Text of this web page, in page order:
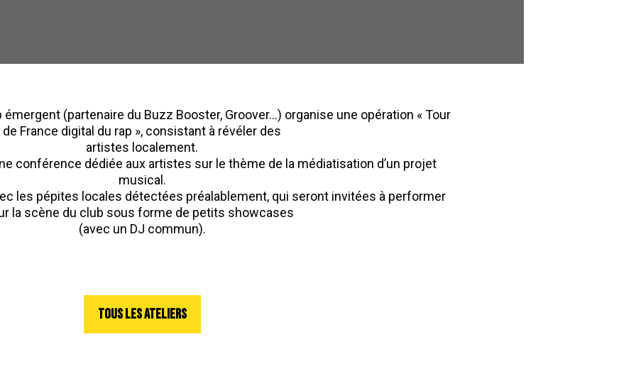
émergent (partenaire du Buzz Booster, Groover…) organise une opération « Tour
de France digital du rap », consistant à révéler des
artistes localement.
conférence dédiée aux artistes sur le thème de la médiatisation d’un projet
musical.
les pépites locales détectées préalablement, qui seront invitées à performer
la scène du club sous forme de petits showcases
(avec un DJ commun).
TOUS LES ATELIERS